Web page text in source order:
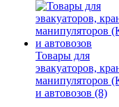
Товары для
эвакуаторов,
манипуляторов
и автовозов (8)